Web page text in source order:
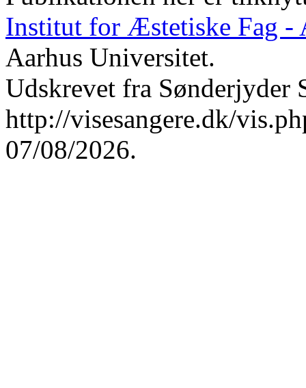
Institut for Æstetiske Fag -
Aarhus Universitet.
Udskrevet fra Sønderjyder
http://visesangere.dk/
07/08/2026.